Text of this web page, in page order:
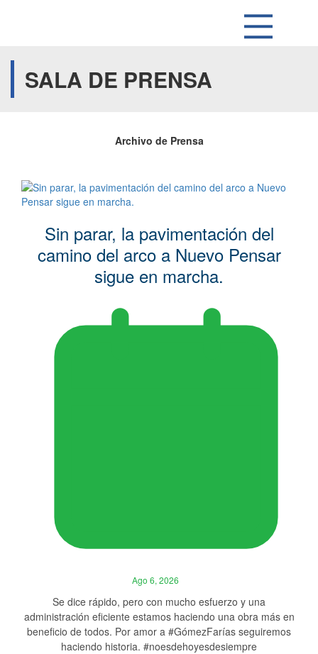
SALA DE PRENSA
Archivo de Prensa
Sin parar, la pavimentación del
camino del arco a Nuevo Pensar
sigue en marcha.
Ago 6, 2026
Se dice rápido, pero con mucho esfuerzo y una
administración eficiente estamos haciendo una obra más en
beneficio de todos. Por amor a #GómezFarías seguiremos
haciendo historia. #noesdehoyesdesiempre